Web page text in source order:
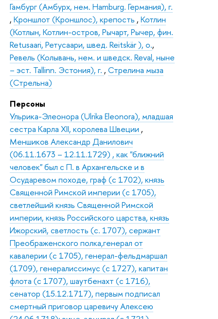
Гамбург (Амбурх, нем. Hamburg. Германия), г.
, Кроншлот (Кроншлос), крепость , Котлин
(Котлын, Котлин-остров, Рычарт, Рычер, фин.
Retusaari, Ретусаари, швед. Reitskär ), о.,
Ревель (Колывань, нем. и шведск. Reval, ныне
– эст. Tallinn. Эстония), г. , Стрелина мыза
(Стрельна)
Персоны
Ульрика-Элеонора (Ulrika Eleonora), младшая
сестра Карла XII, королева Швеции ,
Меншиков Александр Данилович
(06.11.1673 – 12.11.1729) , как "ближний
человек" был с П. в Архангельске и в
Осударевом походе, граф (с 1702), князь
Священной Римской империи (с 1705),
светлейший князь Священной Римской
империи, князь Российского царства, князь
Ижорский, светлость (с. 1707), сержант
Преображенского полка,генерал от
кавалерии (с 1705), генерал-фельдмаршал
(1709), генералиссимус (с 1727), капитан
флота (с 1707), шаутбенахт (с 1716),
сенатор (15.12.1717), первым подписал
смертный приговор царевичу Алексею